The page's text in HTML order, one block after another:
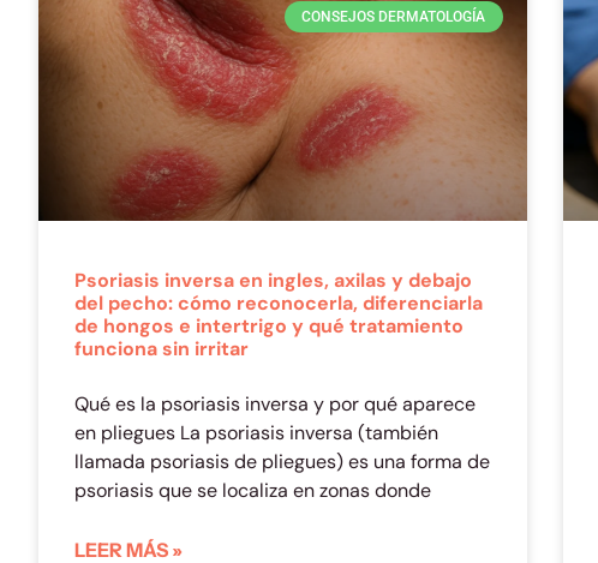
CONSEJOS DERMATOLOGÍA
Psoriasis inversa en ingles, axilas y debajo
del pecho: cómo reconocerla, diferenciarla
de hongos e intertrigo y qué tratamiento
funciona sin irritar
Qué es la psoriasis inversa y por qué aparece
en pliegues La psoriasis inversa (también
llamada psoriasis de pliegues) es una forma de
psoriasis que se localiza en zonas donde
LEER MÁS »